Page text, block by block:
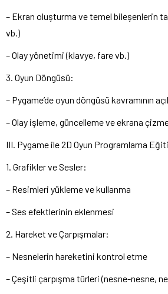
– Ekran oluşturma ve temel bileşenlerin
vb.)
– Olay yönetimi (klavye, fare vb.)
3. Oyun Döngüsü:
– Pygame’de oyun döngüsü kavramının
– Olay işleme, güncelleme ve ekrana
III. Pygame ile 2D Oyun Programlama
1. Grafikler ve Sesler:
– Resimleri yükleme ve kullanma
– Ses efektlerinin eklenmesi
2. Hareket ve Çarpışmalar:
– Nesnelerin hareketini kontrol etme
– Çeşitli çarpışma türleri (nesne-nesne,